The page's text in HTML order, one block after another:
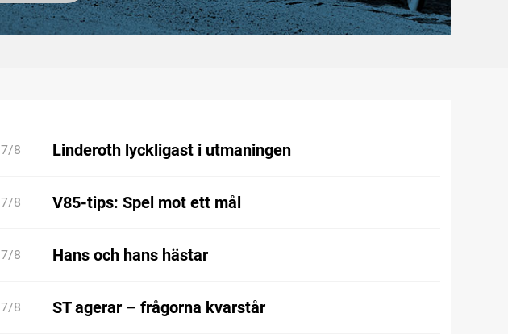
7/8 Linderoth lyckligast i utmaningen
7/8 V85-tips: Spel mot ett mål
7/8 Hans och hans hästar
7/8 ST agerar – frågorna kvarstår